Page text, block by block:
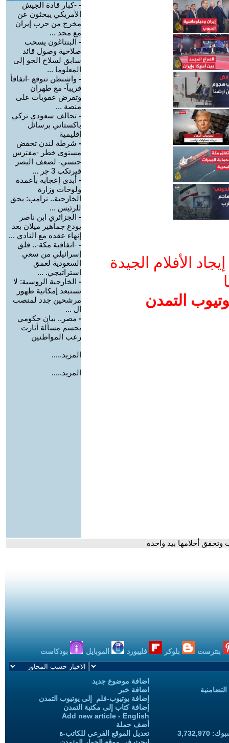
الأفلام الجيدة
التمدن
- -كبار قادة الجيش
الأمريكي يبحثون عن
مخرج من حرب إيران
مع محد ...
- البنتاغون يسحب
صلاحية وصول قائد
سابق لسلاح الجو إلى
المعلوما ...
- واشنطن تتوقع -اتفاقاً
قريباً- مع طهران
وتفرض عقوبات على
منصة ...
- تحالف سعودي تركي
باكستاني برسائل
إقليمية
- شرطة لندن تخفض
مستوى خطر -مفترس
جنسي- لضعف البصر
فيرتكب 3 جر ...
- أبدى إعجابه بأعمدة
ولوحات وزارة
الخارجية.. ترامب: يحق
للرئيس ...
- الجزائري ابن ناصر
يودع جماهير ميلان بعد
إنهاء عقده مع النادي ...
- -اتفاقية مكة-.. قلق
إسرائيلي من سعي
السعودية لعمق
استراتيجي. ...
- الخارجية الروسية: لا
نستبعد إمكانية ظهور
مرشحين جدد لمنصب
ال ...
- مصر.. بيان حكومي
يحسم مسألة أثارت
رعب المواطنين
المزيد.....
المزيد.....
أحلامها بيد واحدة
بنترست بلوكر فليبورد الموبايل بودكاست
اضافة موضوع جديد
اضافة خبر
إضافة يوتيوب-فلم إلى يوتيوب التمدن
إضافة كتاب إلى مكتبة التمدن
Add new article - English
أضف حملة
تعديل الموقع الفرعي للكاتب-ة